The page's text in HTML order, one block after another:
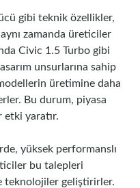
gibi teknik özellikler,
zamanda üreticiler
Civic 1.5 Turbo gibi
unsurlarına sahip
üretimine daha
Bu durum, piyasa
etki yaratır.
yüksek performanslı
bu talepleri
teknolojiler geliştirirler.